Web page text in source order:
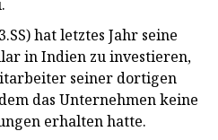
hat letztes Jahr seine
in Indien zu investieren,
seiner dortigen
das Unternehmen keine
erhalten hatte.